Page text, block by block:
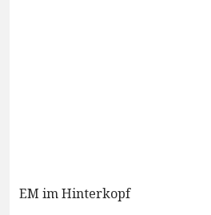
EM im Hinterkopf